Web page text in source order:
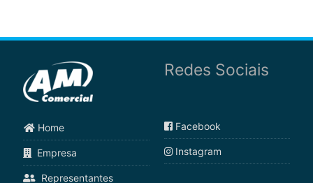
Home
Empresa
Representantes
Redes Sociais
Facebook
Instagram